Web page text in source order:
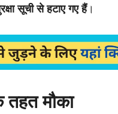
सूची से हटाए गए हैं।
तहत मौका